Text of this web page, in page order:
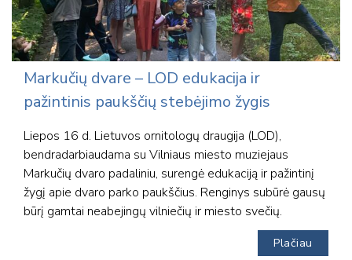
Markučių dvare – LOD edukacija ir
pažintinis paukščių stebėjimo žygis
Liepos 16 d. Lietuvos ornitologų draugija (LOD),
bendradarbiaudama su Vilniaus miesto muziejaus
Markučių dvaro padaliniu, surengė edukaciją ir pažintinį
žygį apie dvaro parko paukščius. Renginys subūrė gausų
būrį gamtai neabejingų vilniečių ir miesto svečių.
Plačiau